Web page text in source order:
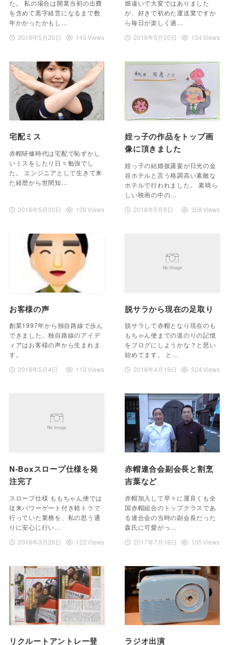
た。 私の場合は開業当初の出費
を含めて黒字経営になるまで数
年かかったかもし…
2018年5月20日
145 Views
畑違いで大変ではありました
が、好きで初めた運送業ですか
ら毎日が楽しく過…
2018年5月20日
134 Views
宅配ミス
赤帽研修時代は宅配で恥ずかし
いミスをしたり日々勉強でし
た。 エンジニアとして生きて来
た経歴から世間知…
2018年5月20日 139 Views
姪っ子の作品をトップ画
像に頂きました
姪っ子の結婚披露宴が日光の金
谷ホテルと言う格調高い素敵な
ホテルで行われました。 素晴ら
しい映画の中の…
2018年5月8日
358 Views
お客様の声
創業1997年から独自路線で歩ん
できました。独自路線のアイデ
ィアはお客様の声から生まれま
す。
2018年5月4日
113 Views
脱サラから現在の足取り
脱サラして赤帽となり現在のも
もちゃん便までの道のりの記憶
をブログにしようかな？と思い
始めてます。 と…
2018年4月19日
524 Views
N-Boxスロープ仕様を発
注完了
スロープ仕様 ももちゃん便では
従来パワーゲート付き軽トラで
行っていた業務を、私の思う通
りに安心に行い…
2018年3月28日
122 Views
赤帽連合会副会長と割烹
吉葉など
赤帽加入して早々に運良くも全
国赤帽組合のトップクラスであ
る連合会の当時の副会長だった
森氏に可愛がっ…
2017年7月18日
135 Views
リクルートアントレー登
ラジオ出演